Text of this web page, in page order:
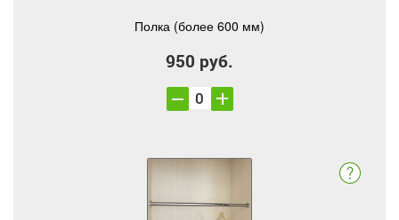
Полка (более 600 мм)
950 руб.